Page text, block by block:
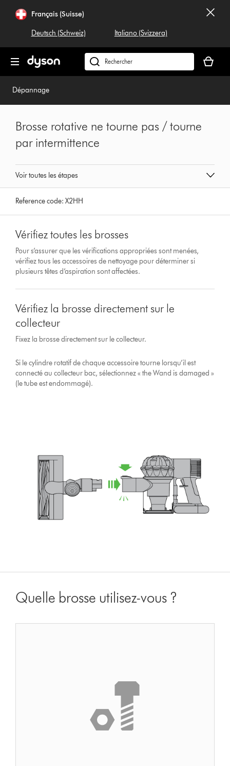
Français (Suisse)
Deutsch (Schweiz) Italiano (Svizzera)
Rechercher
dyson.ch
panier
est
Dépannage
Voir toutes les étapes
Brosse rotative ne tourne pas / tourne
par intermittence
Reference code:X2HH
Vérifiez toutes les brosses
Pour s’assurer que les vérifications appropriées sont menées,
vérifiez tous les accessoires de nettoyage pour déterminer si
plusieurs têtes d’aspiration sont affectées.
Vérifiez la brosse directement sur le
collecteur
Fixez la brosse directement sur le collecteur.
Si le cylindre rotatif de chaque accessoire tourne lorsqu’il est
connecté au collecteur bac, sélectionnez « the Wand is damaged »
(le tube est endommagé).
Quelle brosse utilisez-vous ?